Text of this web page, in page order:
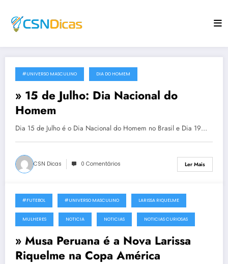
conteúdo
15 de Julho, 2011
#UNIVERSO MASCULINO DIA DO HOMEM
» 15 de Julho: Dia Nacional do
Homem
Dia 15 de Julho é o Dia Nacional do Homem no Brasil e Dia 19…
CSN Dicas 0 Comentários Ler Mais
9 de Julho, 2011
#FUTEBOL #UNIVERSO MASCULINO LARISSA RIQUELME
MULHERES NOTICIA NOTICIAS NOTICIAS CURIOSAS
» Musa Peruana é a Nova Larissa
Riquelme na Copa América